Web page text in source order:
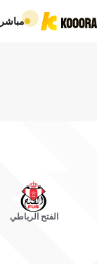
مباشر
الفتح الرباطي